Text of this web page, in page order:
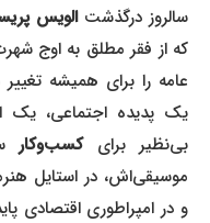
سالروز درگذشتالویس
که از فقر مطلق به اوج
عامه را برای همیشه
یک پدیده اجتماعی، یک
بی‌نظیر برایکسب‌وکار
موسیقی‌اش، در استایل
و در امپراطوری اقتصادی